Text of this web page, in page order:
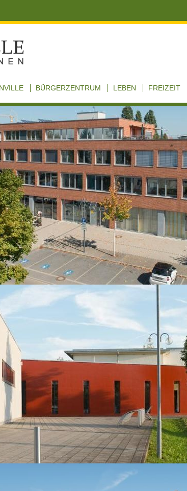
BÜRGERZENTRUM LEBEN FREIZEIT